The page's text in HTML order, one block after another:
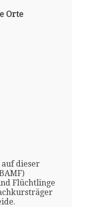
Orte
dieser
Flüchtlinge